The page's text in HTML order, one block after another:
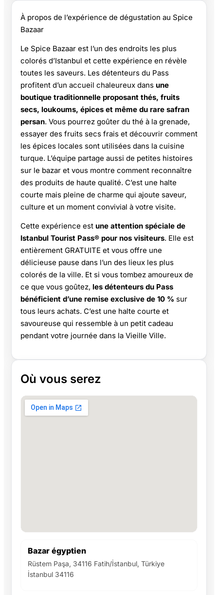
À propos de l’expérience de dégustation au Spice
Bazaar
Le Spice Bazaar est l’un des endroits les plus
colorés d’Istanbul et cette expérience en révèle
toutes les saveurs. Les détenteurs du Pass
profitent d’un accueil chaleureux dans une
boutique traditionnelle proposant thés, fruits
secs, loukoums, épices et même du rare safran
persan. Vous pourrez goûter du thé à la grenade,
essayer des fruits secs frais et découvrir comment
les épices locales sont utilisées dans la cuisine
turque. L’équipe partage aussi de petites histoires
sur le bazar et vous montre comment reconnaître
des produits de haute qualité. C’est une halte
courte mais pleine de charme qui ajoute saveur,
culture et un moment convivial à votre visite.
Cette expérience est une attention spéciale de
Istanbul Tourist Pass® pour nos visiteurs. Elle est
entièrement GRATUITE et vous offre une
délicieuse pause dans l’un des lieux les plus
colorés de la ville. Et si vous tombez amoureux de
ce que vous goûtez, les détenteurs du Pass
bénéficient d’une remise exclusive de 10 % sur
tous leurs achats. C’est une halte courte et
savoureuse qui ressemble à un petit cadeau
pendant votre journée dans la Vieille Ville.
Où vous serez
Bazar égyptien
Rüstem Paşa, 34116 Fatih/İstanbul, Türkiye
İstanbul 34116